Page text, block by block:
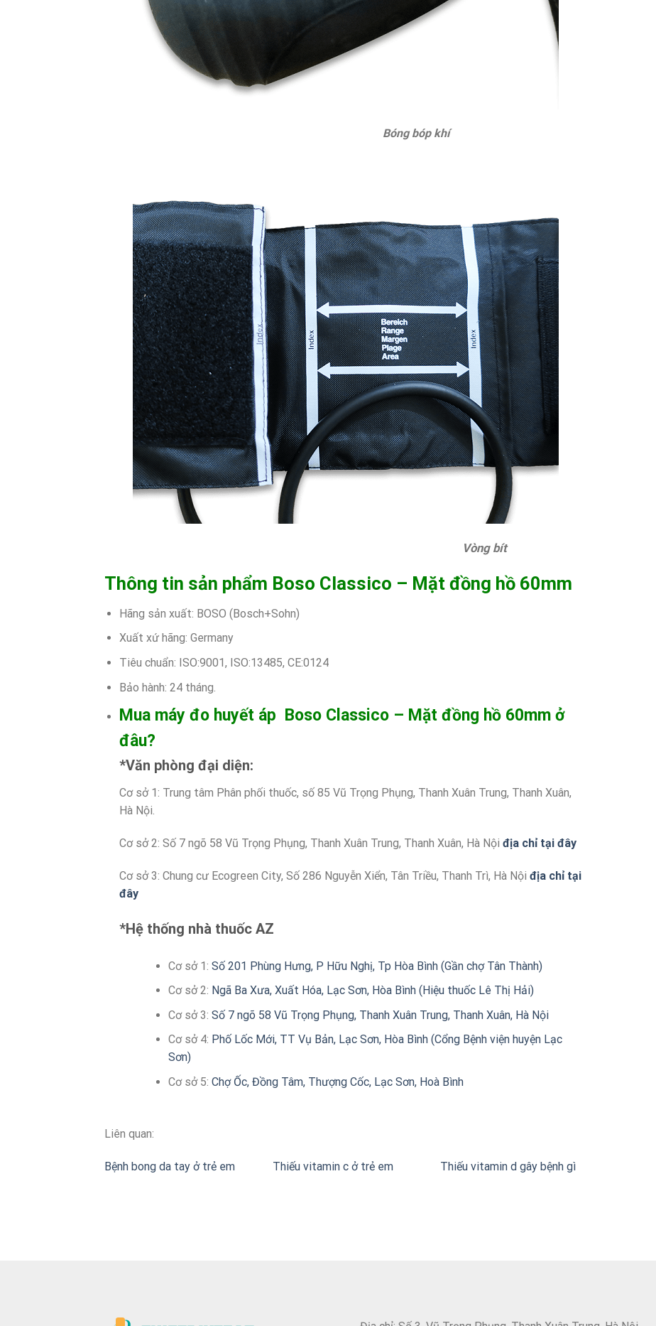
Bóng bóp khí
Vòng bít
Thông tin sản phẩm Boso Classico – Mặt đồng hồ 60mm
Hãng sản xuất: BOSO (Bosch+Sohn)
Xuất xứ hãng: Germany
Tiêu chuẩn: ISO:9001, ISO:13485, CE:0124
Bảo hành: 24 tháng.
Mua máy đo huyết áp Boso Classico – Mặt đồng hồ 60mm ở
đâu?
*Văn phòng đại diện:
Cơ sở 1: Trung tâm Phân phối thuốc, số 85 Vũ Trọng Phụng, Thanh Xuân Trung, Thanh Xuân,
Hà Nội.
Cơ sở 2: Số 7 ngõ 58 Vũ Trọng Phụng, Thanh Xuân Trung, Thanh Xuân, Hà Nội địa chỉ tại đây
Cơ sở 3: Chung cư Ecogreen City, Số 286 Nguyễn Xiển, Tân Triều, Thanh Trì, Hà Nội địa chỉ tại
đây
*Hệ thống nhà thuốc AZ
Cơ sở 1: Số 201 Phùng Hưng, P Hữu Nghị, Tp Hòa Bình (Gần chợ Tân Thành)
Cơ sở 2: Ngã Ba Xưa, Xuất Hóa, Lạc Sơn, Hòa Bình (Hiệu thuốc Lê Thị Hải)
Cơ sở 3: Số 7 ngõ 58 Vũ Trọng Phụng, Thanh Xuân Trung, Thanh Xuân, Hà Nội
Cơ sở 4: Phố Lốc Mới, TT Vụ Bản, Lạc Sơn, Hòa Bình (Cổng Bệnh viện huyện Lạc
Sơn)
Cơ sở 5: Chợ Ốc, Đồng Tâm, Thượng Cốc, Lạc Sơn, Hoà Bình
Liên quan:
Bệnh bong da tay ở trẻ em Thiếu vitamin c ở trẻ em Thiếu vitamin d gây bệnh gì